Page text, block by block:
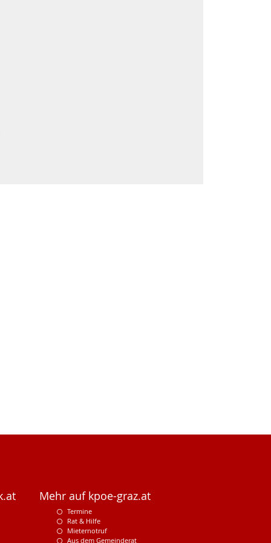
Mehr auf kpoe-graz.at
Termine
Rat & Hilfe
Mieternotruf
Aus dem Gemeinderat